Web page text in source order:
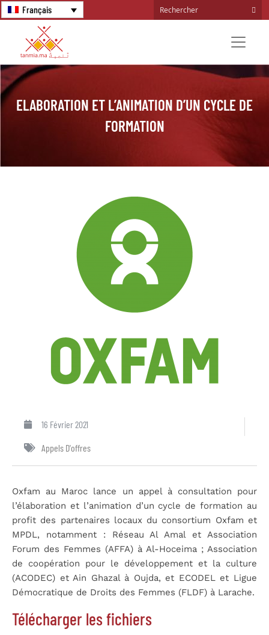
Français
ELABORATION ET L’ANIMATION D’UN CYCLE DE
FORMATION
16 Février 2021
Appels D'offres
Oxfam au Maroc lance un appel à consultation pour
l’élaboration et l’animation d’un cycle de formation au
profit des partenaires locaux du consortium Oxfam et
MPDL, notamment : Réseau Al Amal et Association
Forum des Femmes (AFFA) à Al-Hoceima ; Association
de coopération pour le développement et la culture
(ACODEC) et Ain Ghazal à Oujda, et ECODEL et Ligue
Démocratique de Droits des Femmes (FLDF) à Larache.
Télécharger les fichiers